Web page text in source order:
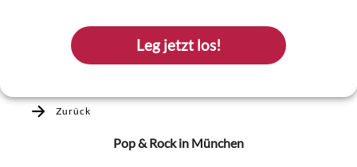
Leg jetzt los!
Zurück
Pop & Rockin München